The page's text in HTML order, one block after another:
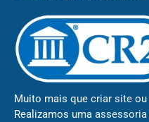
Muito mais que criar site ou
Realizamos uma assessoria